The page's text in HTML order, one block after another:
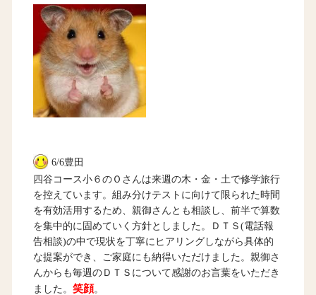
6/6豊田
四谷コース小６のＯさんは来週の木・金・土で修学旅行
を控えています。組み分けテストに向けて限られた時間
を有効活用するため、親御さんとも相談し、前半で算数
を集中的に固めていく方針としました。ＤＴＳ(電話報
告相談)の中で現状を丁寧にヒアリングしながら具体的
な提案ができ、ご家庭にも納得いただけました。親御さ
んからも毎週のＤＴＳについて感謝のお言葉をいただき
ました。 笑顔。